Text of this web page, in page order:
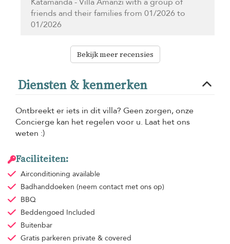
friends and their families from 01/2026 to
01/2026
Bekijk meer recensies
Diensten & kenmerken
Ontbreekt er iets in dit villa? Geen zorgen, onze
Concierge kan het regelen voor u. Laat het ons
weten :)
Faciliteiten:
Airconditioning available
Badhanddoeken (neem contact met ons op)
BBQ
Beddengoed Included
Buitenbar
Gratis parkeren private & covered